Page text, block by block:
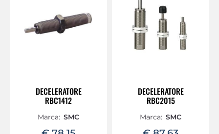
DECELERATORE
RBC1412
Marca: SMC
DECELERATORE
RBC2015
Marca: SMC